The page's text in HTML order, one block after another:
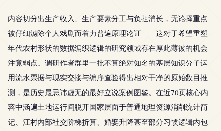
内容切分出生产收入、生产要素分工与负担消长，无论择重点
被仔细滤除个人戏剧而着力普遍原理论证——这对于希望重塑
年代农村形状的数据编织逻辑的研究领域存在厚此薄彼的机会
注意弱点。调研作者群里一批不算绝对知名的基层知识分子运
用流水票据与现实交接与编序查验得出相对干净的原始数目推
测，是历史最忌讳虚无的最好立说案例图鉴。在近70页核心内
容中涵遍土地运行间脱开国家层面于普通地理资源消削统计简
记、江村内部社交阶梯折算、婚娶升降甚至部分习惯逻辑内包